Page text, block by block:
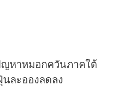
หาหมอกควันภาคใต้
ละอองลดลง